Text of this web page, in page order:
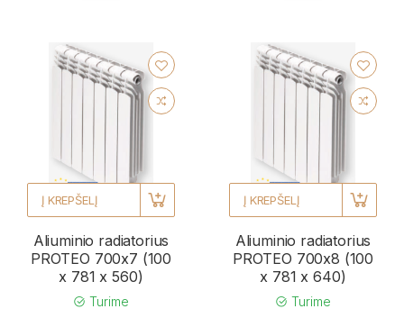
Į KREPŠELĮ
Aliuminio radiatorius
PROTEO 700x7 (100
x 781 x 560)
Turime
Į KREPŠELĮ
Aliuminio radiatorius
PROTEO 700x8 (100
x 781 x 640)
Turime